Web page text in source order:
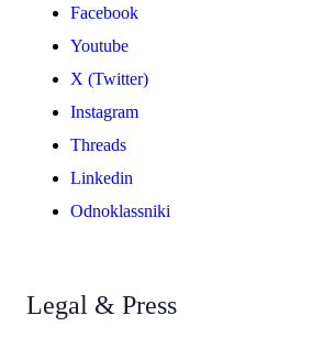
Facebook
Youtube
X (Twitter)
Instagram
Threads
Linkedin
Odnoklassniki
Legal & Press